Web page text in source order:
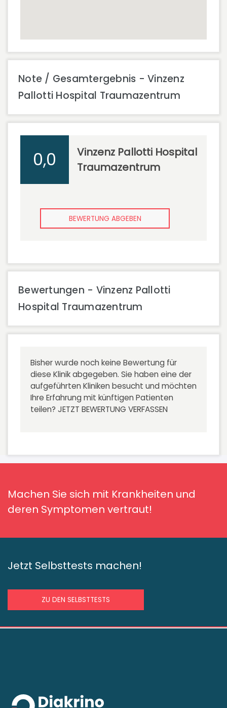
Note / Gesamtergebnis - Vinzenz
Pallotti Hospital Traumazentrum
0,0
Vinzenz Pallotti Hospital
Traumazentrum
BEWERTUNG ABGEBEN
Bewertungen - Vinzenz Pallotti
Hospital Traumazentrum
Bisher wurde noch keine Bewertung für
diese Klinik abgegeben. Sie haben eine der
aufgeführten Kliniken besucht und möchten
Ihre Erfahrung mit künftigen Patienten
teilen? JETZT BEWERTUNG VERFASSEN
Machen Sie sich mit Krankheiten und
deren Symptomen vertraut!
Jetzt Selbsttests machen!
ZU DEN SELBSTTESTS